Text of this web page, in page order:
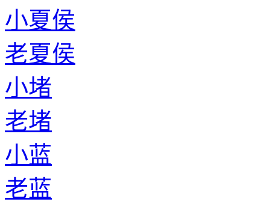
小夏侯
老夏侯
小堵
老堵
小蓝
老蓝